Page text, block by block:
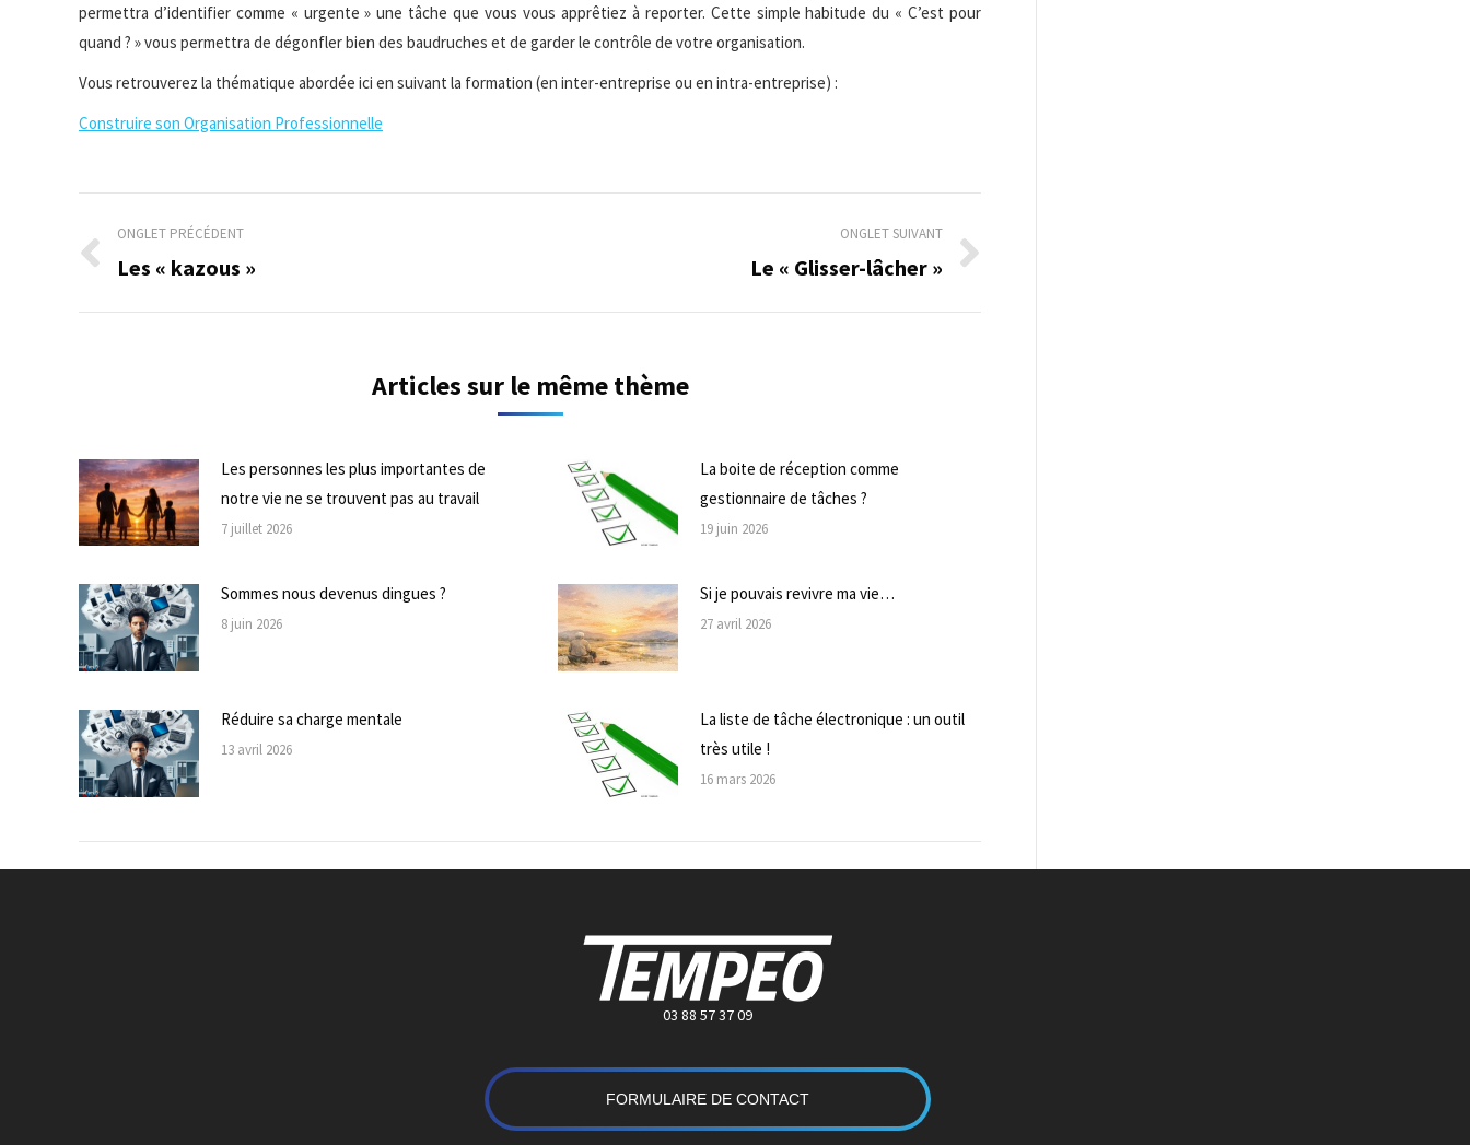
permettra d’identifier comme « urgente » une tâche que vous vous apprêtiez à reporter. Cette simple habitude du « C’est pour
quand ? » vous permettra de dégonfler bien des baudruches et de garder le contrôle de votre organisation.
Vous retrouverez la thématique abordée ici en suivant la formation (en inter-entreprise ou en intra-entreprise) :
Construire son Organisation Professionnelle
Navigation
de
commentaire
ONGLET PRÉCÉDENT
Onglet
Les « kazous »
ONGLET SUIVANT
Le « Glisser-lâcher »
Articles sur le même thème
Les personnes les plus importantes de
notre vie ne se trouvent pas au travail
7 juillet 2026
La boite de réception comme
gestionnaire de tâches ?
19 juin 2026
Sommes nous devenus dingues ?
8 juin 2026
Si je pouvais revivre ma vie…
27 avril 2026
Réduire sa charge mentale
13 avril 2026
La liste de tâche électronique : un outil
très utile !
16 mars 2026
03 88 57 37 09
FORMULAIRE DE CONTACT